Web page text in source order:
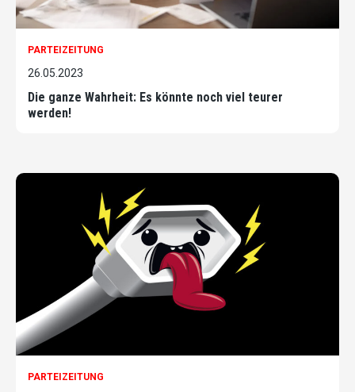
PARTEIZEITUNG
26.05.2023
Die ganze Wahrheit: Es könnte noch viel teurer
werden!
PARTEIZEITUNG